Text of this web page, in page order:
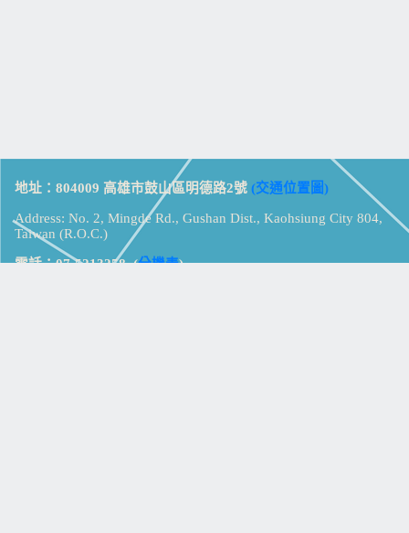
地址：804009 高雄市鼓山區明德路2號 (交通位置圖)
Address: No. 2, Mingde Rd., Gushan Dist., Kaohsiung City 804,
Taiwan (R.O.C.)
電話：07-5213258 (分機表)